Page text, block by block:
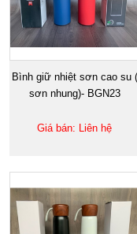
Bình giữ nhiệt sơn cao su (
sơn nhung)- BGN23
Giá bán: Liên hệ